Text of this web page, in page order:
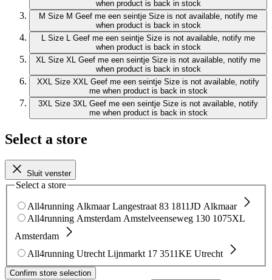
when product is back in stock
M Size M Geef me een seintje Size is not available, notify me
when product is back in stock
L Size L Geef me een seintje Size is not available, notify me
when product is back in stock
XL Size XL Geef me een seintje Size is not available, notify me
when product is back in stock
XXL Size XXL Geef me een seintje Size is not available, notify
me when product is back in stock
3XL Size 3XL Geef me een seintje Size is not available, notify
me when product is back in stock
Select a store
Sluit venster
Select a store
All4running Alkmaar Langestraat 83 1811JD Alkmaar
All4running Amsterdam Amstelveenseweg 130 1075XL
Amsterdam
All4running Utrecht Lijnmarkt 17 3511KE Utrecht
Confirm store selection